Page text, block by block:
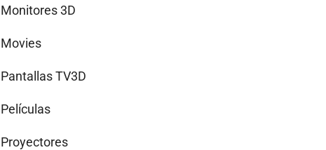
Monitores 3D
Movies
Pantallas TV3D
Películas
Proyectores